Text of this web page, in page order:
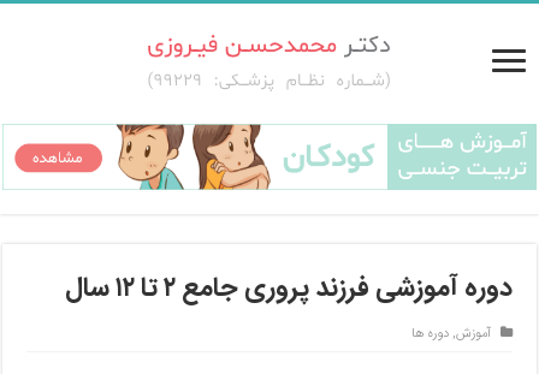
دوره آموزشی فرزند پروری جامع ۲ تا ۱۲ سال
آموزش,دوره ها